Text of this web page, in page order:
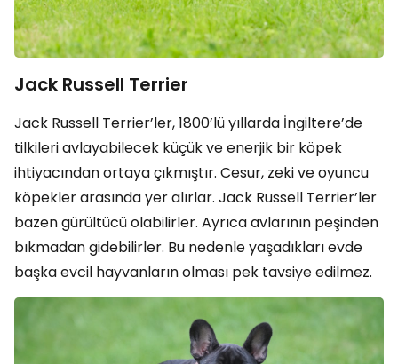
Jack Russell Terrier
Jack Russell Terrier’ler, 1800’lü yıllarda İngiltere’de
tilkileri avlayabilecek küçük ve enerjik bir köpek
ihtiyacından ortaya çıkmıştır. Cesur, zeki ve oyuncu
köpekler arasında yer alırlar. Jack Russell Terrier’ler
bazen gürültücü olabilirler. Ayrıca avlarının peşinden
bıkmadan gidebilirler. Bu nedenle yaşadıkları evde
başka evcil hayvanların olması pek tavsiye edilmez.